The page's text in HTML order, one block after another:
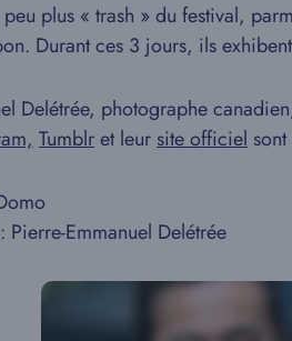
plus « trash » du festival,
Durant ces 3 jours, ils
Delétrée, photographe
Tumblret leur site officiel
Pierre-Emmanuel Delétrée